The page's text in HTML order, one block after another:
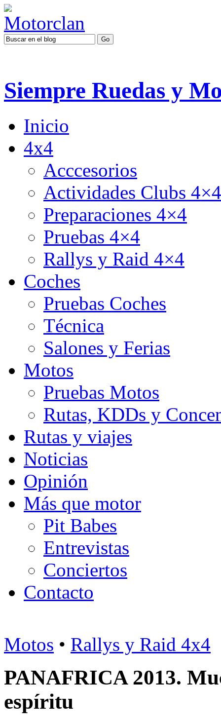
Siempre Ruedas y
Inicio
4x4
Acccesorios
Actividades Clubs 4×4
Preparaciones 4×4
Pruebas 4×4
Rallys y Raid 4×4
Coches
Pruebas Coches
Técnica
Salones y Ferias
Motos
Pruebas Motos
Rutas, KDDs y
Rutas y viajes
Noticias
Opinión
Más que motor
Pit Babes
Entrevistas
Conciertos
Contacto
Motos • Rallys y Raid 4x4
PANAFRICA 2013.
espíritu